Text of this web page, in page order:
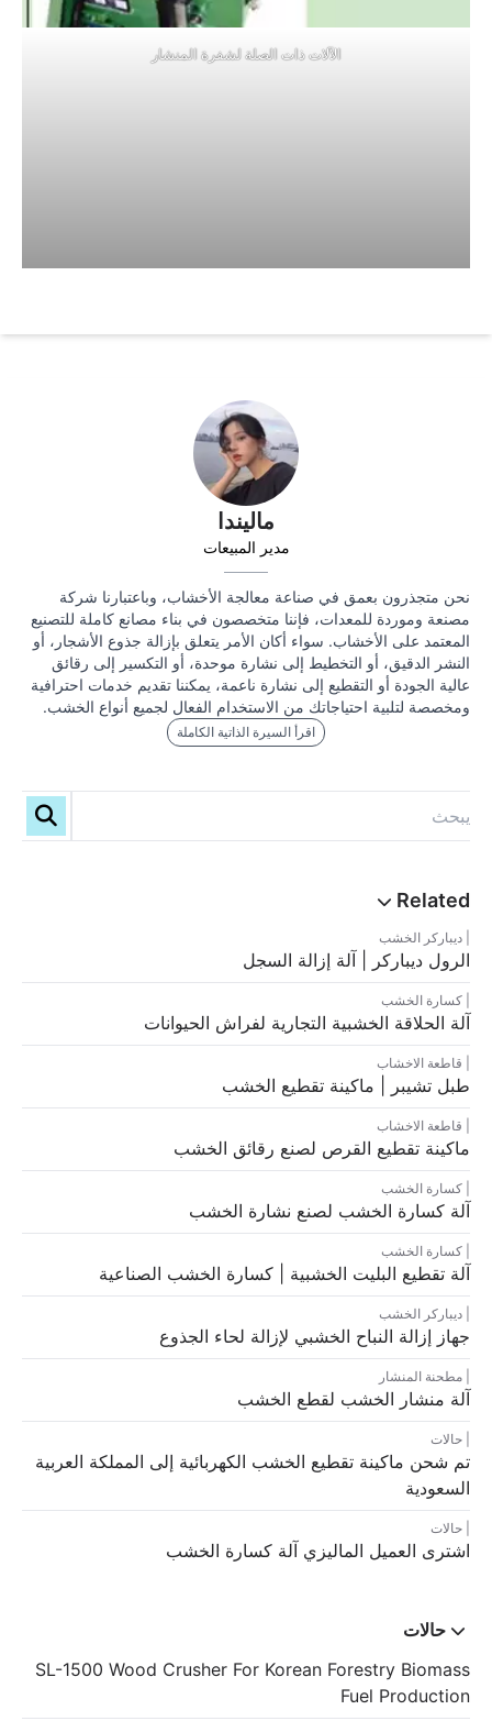
ماليندا
مدير المبيعات
نحن متجذرون بعمق في صناعة معالجة الأخشاب، وباعتبارنا شركة
مصنعة وموردة للمعدات، فإننا متخصصون في بناء مصانع كاملة للتصنيع
المعتمد على الأخشاب. سواء أكان الأمر يتعلق بإزالة جذوع الأشجار، أو
النشر الدقيق، أو التخطيط إلى نشارة موحدة، أو التكسير إلى رقائق
عالية الجودة أو التقطيع إلى نشارة ناعمة، يمكننا تقديم خدمات احترافية
ومخصصة لتلبية احتياجاتك من الاستخدام الفعال لجميع أنواع الخشب.
اقرأ السيرة الذاتية الكاملة
ديباركر الخشب
الرول ديباركر | آلة إزالة السجل
كسارة الخشب
آلة الحلاقة الخشبية التجارية لفراش الحيوانات
قاطعة الاخشاب
طبل تشيبر | ماكينة تقطيع الخشب
قاطعة الاخشاب
ماكينة تقطيع القرص لصنع رقائق الخشب
كسارة الخشب
آلة كسارة الخشب لصنع نشارة الخشب
كسارة الخشب
آلة تقطيع البليت الخشبية | كسارة الخشب الصناعية
ديباركر الخشب
جهاز إزالة النباح الخشبي لإزالة لحاء الجذوع
مطحنة المنشار
آلة منشار الخشب لقطع الخشب
حالات
تم شحن ماكينة تقطيع الخشب الكهربائية إلى المملكة العربية
السعودية
حالات
اشترى العميل الماليزي آلة كسارة الخشب
حالات
SL-1500 Wood Crusher For Korean Forestry Biomass
Fuel Production
الآلات ذات الصلة لشفرة المنشار